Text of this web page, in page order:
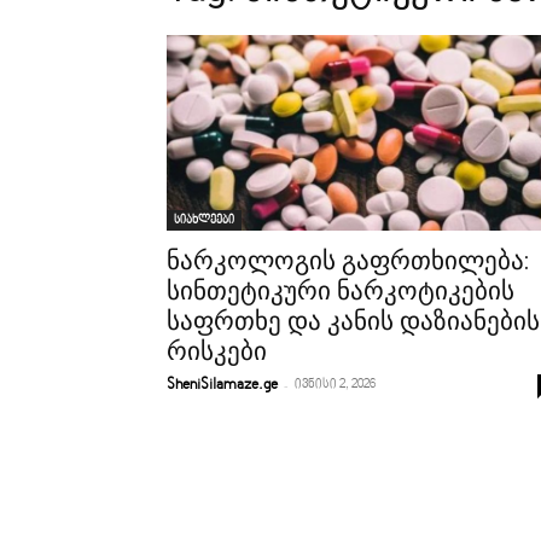
სიახლეები
ნარკოლოგის გაფრთხილება:
სინთეტიკური ნარკოტიკების
საფრთხე და კანის დაზიანების
რისკები
SheniSilamaze.ge - ივნისი 2, 2026